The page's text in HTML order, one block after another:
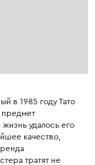
в 1985 году Тато
удалось его
качество,
тратят не